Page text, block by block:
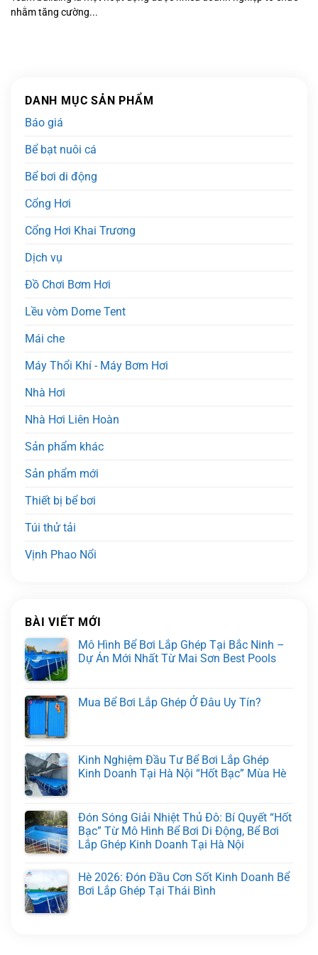
nhằm tăng cường...
DANH MỤC SẢN PHẨM
Báo giá
Bể bạt nuôi cá
Bể bơi di động
Cổng Hơi
Cổng Hơi Khai Trương
Dịch vụ
Đồ Chơi Bơm Hơi
Lều vòm Dome Tent
Mái che
Máy Thổi Khí - Máy Bơm Hơi
Nhà Hơi
Nhà Hơi Liên Hoàn
Sản phẩm khác
Sản phẩm mới
Thiết bị bể bơi
Túi thử tải
Vịnh Phao Nổi
BÀI VIẾT MỚI
Mô Hình Bể Bơi Lắp Ghép Tại Bắc Ninh –
Dự Án Mới Nhất Từ Mai Sơn Best Pools
Mua Bể Bơi Lắp Ghép Ở Đâu Uy Tín?
Kinh Nghiệm Đầu Tư Bể Bơi Lắp Ghép
Kinh Doanh Tại Hà Nội “Hốt Bạc” Mùa Hè
Đón Sóng Giải Nhiệt Thủ Đô: Bí Quyết “Hốt
Bạc” Từ Mô Hình Bể Bơi Di Động, Bể Bơi
Lắp Ghép Kinh Doanh Tại Hà Nội
Hè 2026: Đón Đầu Cơn Sốt Kinh Doanh Bể
Bơi Lắp Ghép Tại Thái Bình